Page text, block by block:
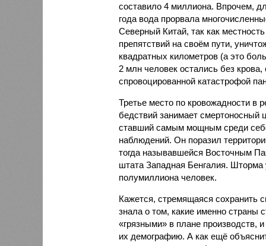
составило 4 миллиона. Впрочем,
года вода прорвала
Северный Китай, так как
препятствий на своём пути,
квадратных километров (а это
2 млн человек остались без
спровоцированной катастрофой
Третье место по кровожадности в
бедствий занимает смертоносный
ставший самым мощным среди
наблюдений. Он поразил
тогда называвшейся Восточным
штата Западная Бенгалия. Шторма
полумиллиона человек.
Кажется, стремящаяся сохранить
знала о том, какие именно страны
«грязными» в плане производств,
их демографию. А как ещё